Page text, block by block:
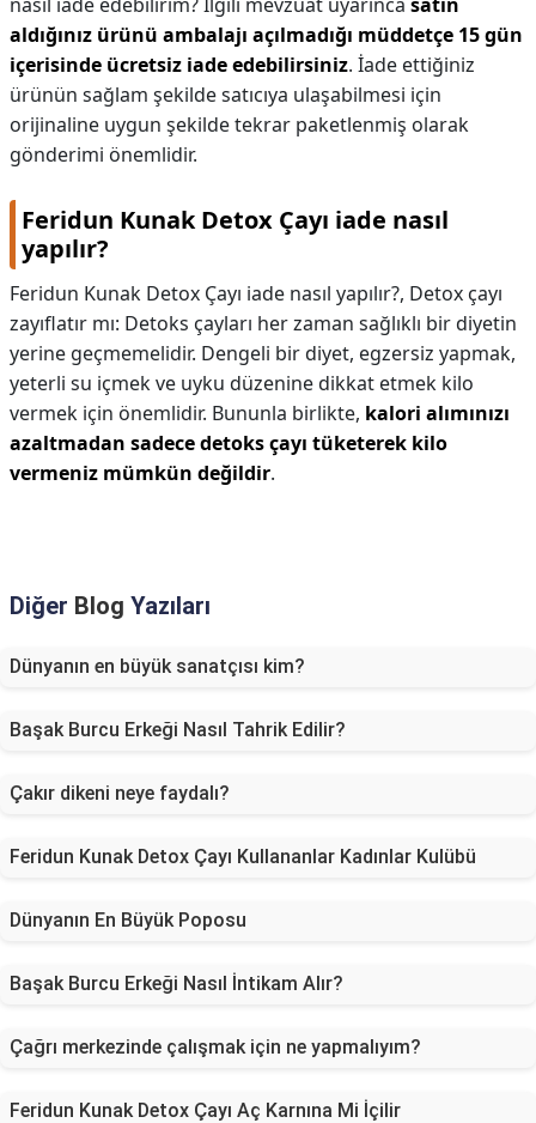
aldığınız ürünü ambalajı açılmadığı müddetçe 15 gün
içerisinde ücretsiz iade edebilirsiniz. İade ettiğiniz
ürünün sağlam şekilde satıcıya ulaşabilmesi için
orijinaline uygun şekilde tekrar paketlenmiş olarak
gönderimi önemlidir.
Feridun Kunak Detox Çayı iade nasıl
yapılır?
Feridun Kunak Detox Çayı iade nasıl yapılır?, Detox çayı
zayıflatır mı: Detoks çayları her zaman sağlıklı bir diyetin
yerine geçmemelidir. Dengeli bir diyet, egzersiz yapmak,
yeterli su içmek ve uyku düzenine dikkat etmek kilo
vermek için önemlidir. Bununla birlikte, kalori alımınızı
azaltmadan sadece detoks çayı tüketerek kilo
vermeniz mümkün değildir.
Diğer Blog Yazıları
Dünyanın en büyük sanatçısı kim?
Başak Burcu Erkeği Nasıl Tahrik Edilir?
Çakır dikeni neye faydalı?
Feridun Kunak Detox Çayı Kullananlar Kadınlar Kulübü
Dünyanın En Büyük Poposu
Başak Burcu Erkeği Nasıl İntikam Alır?
Çağrı merkezinde çalışmak için ne yapmalıyım?
Feridun Kunak Detox Çayı Aç Karnına Mi İçilir